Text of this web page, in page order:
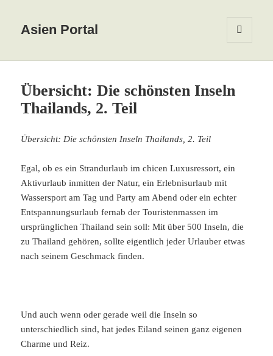
Asien Portal
WIDGETS
Übersicht: Die schönsten Inseln
Thailands, 2. Teil
Übersicht: Die schönsten Inseln Thailands, 2. Teil
Egal, ob es ein Strandurlaub im chicen Luxusressort, ein
Aktivurlaub inmitten der Natur, ein Erlebnisurlaub mit
Wassersport am Tag und Party am Abend oder ein echter
Entspannungsurlaub fernab der Touristenmassen im
ursprünglichen Thailand sein soll: Mit über 500 Inseln, die
zu Thailand gehören, sollte eigentlich jeder Urlauber etwas
nach seinem Geschmack finden.
Und auch wenn oder gerade weil die Inseln so
unterschiedlich sind, hat jedes Eiland seinen ganz eigenen
Charme und Reiz.